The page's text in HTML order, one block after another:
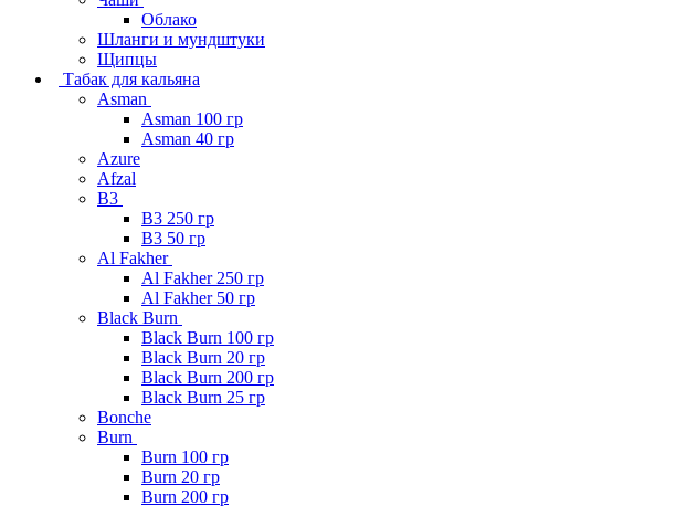
Облако
Шланги и мундштуки
Щипцы
Табак для кальяна
Asman
Asman 100 гр
Asman 40 гр
Azure
Afzal
B3
B3 250 гр
B3 50 гр
Al Fakher
Al Fakher 250 гр
Al Fakher 50 гр
Black Burn
Black Burn 100 гр
Black Burn 20 гр
Black Burn 200 гр
Black Burn 25 гр
Bonche
Burn
Burn 100 гр
Burn 20 гр
Burn 200 гр